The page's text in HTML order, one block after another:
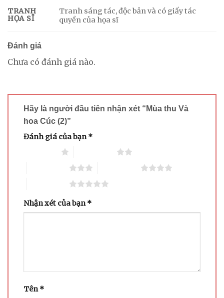
TRANH
HỌA SĨ
Tranh sáng tác, độc bản và có giấy tác
quyền của họa sĩ
Đánh giá
Chưa có đánh giá nào.
Hãy là người đầu tiên nhận xét “Mùa thu Và
hoa Cúc (2)”
Đánh giá của bạn*
Nhận xét của bạn*
Tên*